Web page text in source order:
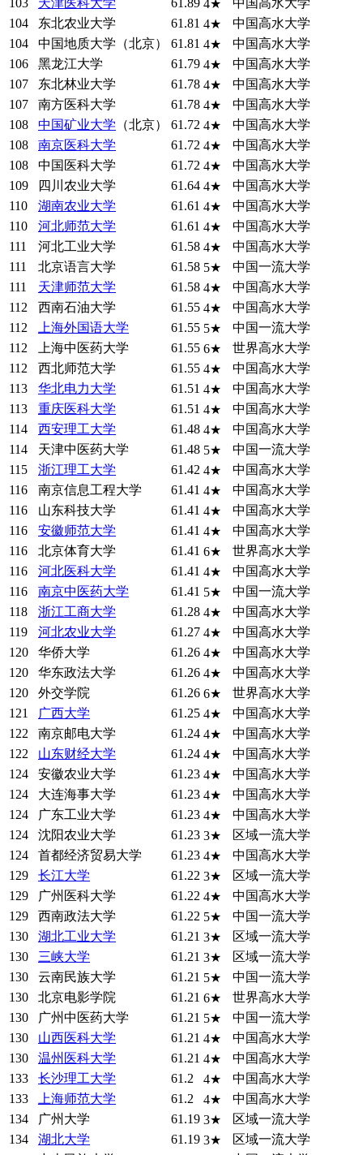
4★
104
东北农业大学 61.81 4★
中国高水大学
104
中国地质大学（北京） 61.81 4★
中国高水大学
106
黑龙江大学 61.79 4★
中国高水大学
107
东北林业大学 61.78 4★
中国高水大学
107
南方医科大学 61.78 4★
中国高水大学
108
中国矿业大学 （北京） 61.72 4★
中国高水大学
108
南京医科大学 61.72 4★
中国高水大学
108
中国医科大学 61.72 4★
中国高水大学
109
四川农业大学 61.64 4★
中国高水大学
110
湖南农业大学 61.61 4★
中国高水大学
110
河北师范大学 61.61 4★
中国高水大学
111
河北工业大学 61.58 4★
中国高水大学
111
北京语言大学 61.58 5★
中国一流大学
111
天津师范大学 61.58 4★
中国高水大学
112
西南石油大学 61.55 4★
中国高水大学
112
上海外国语大学 61.55 5★
中国一流大学
112
上海中医药大学 61.55 6★
世界高水大学
112
西北师范大学 61.55 4★
中国高水大学
113
华北电力大学 61.51 4★
中国高水大学
113
重庆医科大学 61.51 4★
中国高水大学
114
西安理工大学 61.48 4★
中国高水大学
114
天津中医药大学 61.48 5★
中国一流大学
115
浙江理工大学 61.42 4★
中国高水大学
116
南京信息工程大学 61.41 4★
中国高水大学
116
山东科技大学 61.41 4★
中国高水大学
116
安徽师范大学 61.41 4★
中国高水大学
116
北京体育大学 61.41 6★
世界高水大学
116
河北医科大学 61.41 4★
中国高水大学
116
南京中医药大学 61.41 5★
中国一流大学
118
浙江工商大学 61.28 4★
中国高水大学
119
河北农业大学 61.27 4★
中国高水大学
120
华侨大学 61.26 4★
中国高水大学
120
华东政法大学 61.26 4★
中国高水大学
120
外交学院 61.26 6★
世界高水大学
121
广西大学 61.25 4★
中国高水大学
122
南京邮电大学 61.24 4★
中国高水大学
122
山东财经大学 61.24 4★
中国高水大学
124
安徽农业大学 61.23 4★
中国高水大学
124
大连海事大学 61.23 4★
中国高水大学
124
广东工业大学 61.23 4★
中国高水大学
124
沈阳农业大学 61.23 3★
区域一流大学
124
首都经济贸易大学 61.23 4★
中国高水大学
129
长江大学 61.22 3★
区域一流大学
129
广州医科大学 61.22 4★
中国高水大学
129
西南政法大学 61.22 5★
中国一流大学
130
湖北工业大学 61.21 3★
区域一流大学
130
三峡大学 61.21 3★
区域一流大学
130
云南民族大学 61.21 5★
中国一流大学
130
北京电影学院 61.21 6★
世界高水大学
130
广州中医药大学 61.21 5★
中国一流大学
130
山西医科大学 61.21 4★
中国高水大学
130
温州医科大学 61.21 4★
中国高水大学
133
长沙理工大学 61.2 4★
中国高水大学
133
上海师范大学 61.2 4★
中国高水大学
134
广州大学 61.19 3★
区域一流大学
134
湖北大学 61.19 3★
区域一流大学